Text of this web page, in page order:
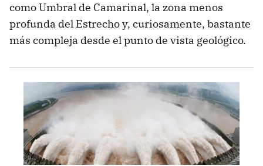
como Umbral de Camarinal, la zona menos
profunda del Estrecho y, curiosamente, bastante
más compleja desde el punto de vista geológico.